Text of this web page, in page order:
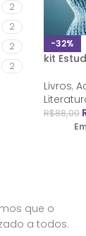
2
2
2
2
-32%
kit
Livros,
R$88,00
que o
a todos.